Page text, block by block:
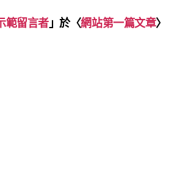
範留言者」於〈網站第一篇文章〉